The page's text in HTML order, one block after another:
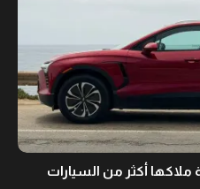
ملاكها أكثر من السيارات